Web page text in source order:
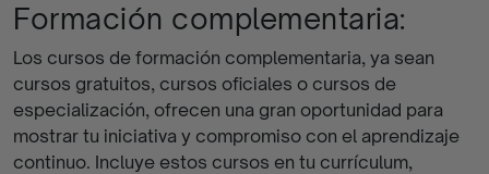
Formación complementaria:
Los cursos de formación complementaria, ya sean
cursos gratuitos, cursos oficiales o cursos de
especialización, ofrecen una gran oportunidad para
mostrar tu iniciativa y compromiso con el aprendizaje
continuo. Incluye estos cursos en tu currículum,